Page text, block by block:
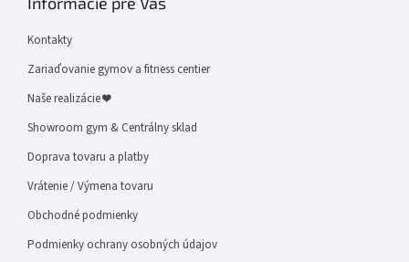
Kontakty
Zariaďovanie gymov a fitness centier
Naše realizácie ❤
Showroom gym & Centrálny sklad
Doprava tovaru a platby
Vrátenie / Výmena tovaru
Obchodné podmienky
Podmienky ochrany osobných údajov